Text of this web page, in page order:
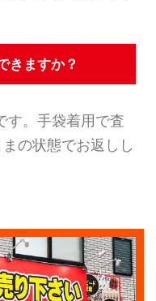
きますか？
。手袋着用で査
の状態でお返しし